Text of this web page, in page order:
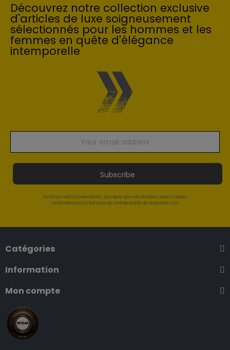
Découvrez notre collection exclusive
d'articles de luxe soigneusement
sélectionnés pour les hommes et les
femmes en quête d'élégance
intemporelle
Subscribe
En m'inscrivant à la newsletter, j'accepte que mes données soient traitées
conformément à la Politique de confidentialité de Woomban.com.
Catégories
Information
Mon compte